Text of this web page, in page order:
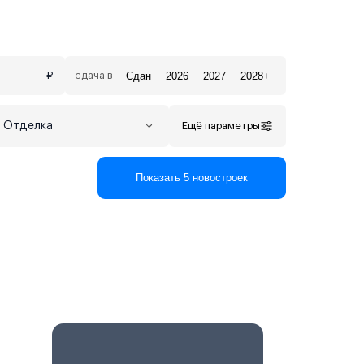
₽ сдача в Сдан 2026 2027 2028+
Отделка Ещё параметры
Показать 5 новостроек